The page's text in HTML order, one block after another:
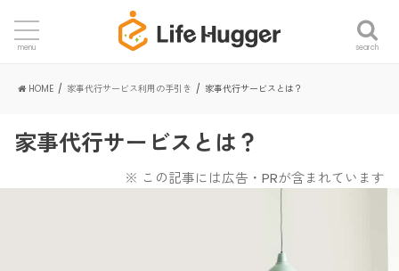
search
menu
HOME 家事代行サービス利用の手引き 家事代行サービスとは？
家事代行サービスとは？
※ この記事には広告・PRが含まれています